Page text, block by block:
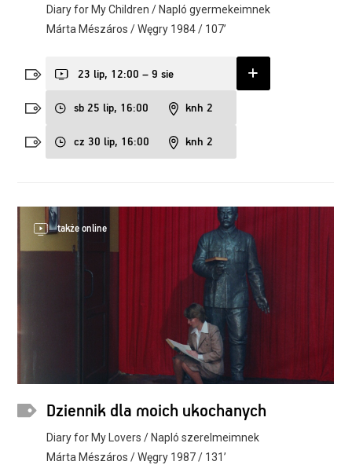
Diary for My Children / Napló gyermekeimnek
Márta Mészáros / Węgry 1984 / 107’
sb 25 lip, 16:00 knh 2
cz 30 lip, 16:00 knh 2
23 lip, 12:00 – 9 sie
także online
Dziennik dla moich ukochanych
Diary for My Lovers / Napló szerelmeimnek
Márta Mészáros / Węgry 1987 / 131’